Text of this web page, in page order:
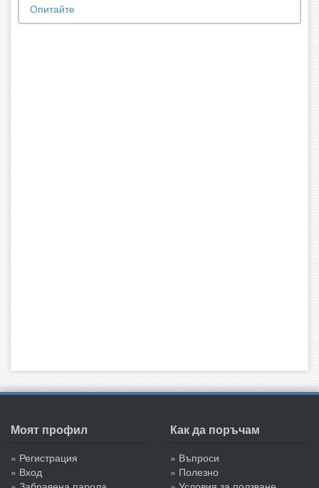
Опитайте
Моят профил
» Регистрация
» Вход
Как да поръчам
» Въпроси
» Полезно